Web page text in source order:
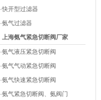
·快开型过滤器
·氨气过滤器
上海氨气紧急切断阀厂家
·氨气液压紧急切断阀
·氨气气动紧急切断阀
·氨气快速紧急切断阀
·氨气紧急切断阀、氨阀门